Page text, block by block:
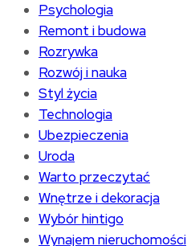
Psychologia
Remont i budowa
Rozrywka
Rozwój i nauka
Styl życia
Technologia
Ubezpieczenia
Uroda
Warto przeczytać
Wnętrze i dekoracja
Wybór hintigo
Wynajem nieruchomości